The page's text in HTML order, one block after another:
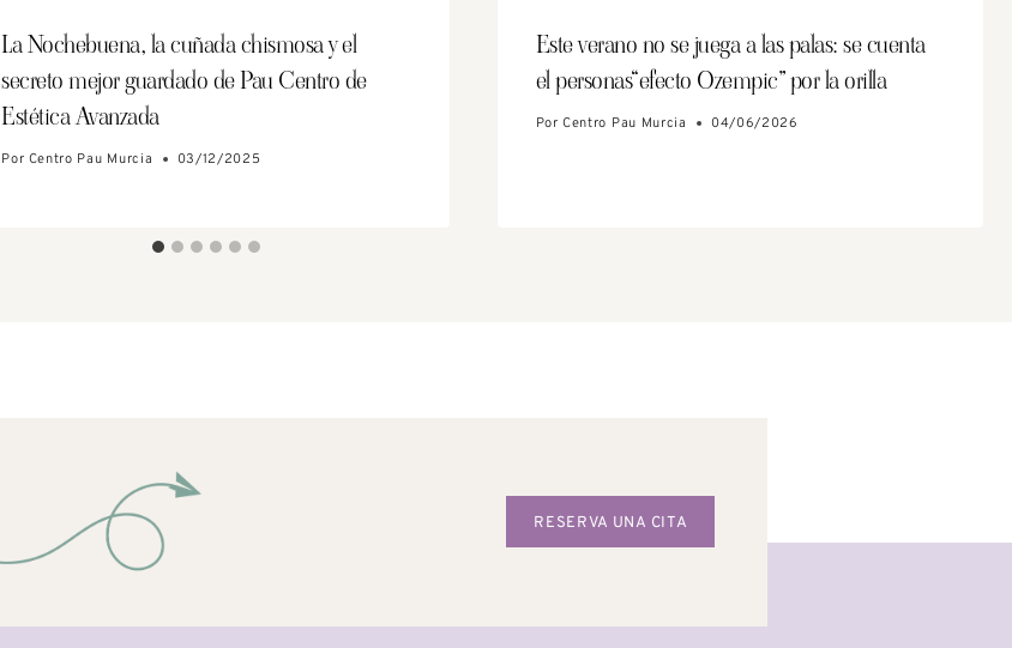
La Nochebuena, la cuñada chismosa y el
secreto mejor guardado de Pau Centro de
Estética Avanzada
Por Centro Pau Murcia 03/12/2025
Este verano no se juega a las palas: se cuenta
el personas“efecto Ozempic” por la orilla
Por Centro Pau Murcia 04/06/2026
RESERVA UNA CITA